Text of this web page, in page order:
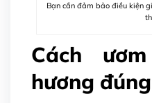
Bạn cần đảm bảo điều kiện
Cách
hương